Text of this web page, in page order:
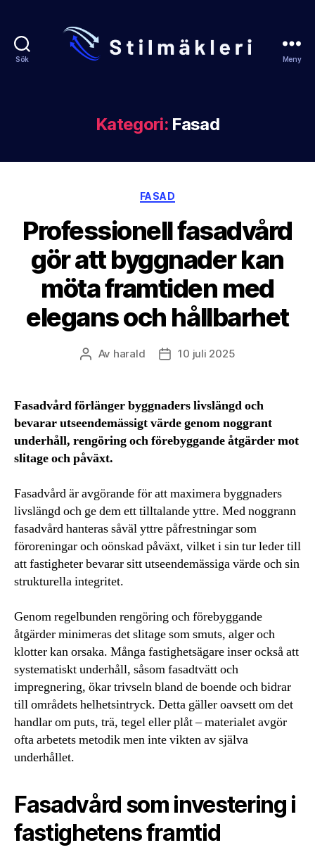
Sök Meny
Kategori: Fasad
Kategorier
FASAD
Professionell fasadvård
gör att byggnader kan
möta framtiden med
elegans och hållbarhet
Inläggsförfattare
Av harald Inläggsdatum
10 juli 2025
Fasadvård förlänger byggnaders livslängd och
bevarar utseendemässigt värde genom noggrant
underhåll, rengöring och förebyggande åtgärder mot
slitage och påväxt.
Fasadvård är avgörande för att maximera byggnaders
livslängd och ge dem ett tilltalande yttre. Med noggrann
fasadvård hanteras såväl yttre påfrestningar som
föroreningar och oönskad påväxt, vilket i sin tur leder till
att fastigheter bevarar sitt utseendemässiga värde och sin
strukturella integritet.
Genom regelbunden rengöring och förebyggande
åtgärder minimeras det slitage som smuts, alger och
klotter kan orsaka. Många fastighetsägare inser också att
systematiskt underhåll, såsom fasadtvätt och
impregnering, ökar trivseln bland de boende och bidrar
till områdets helhetsintryck. Detta gäller oavsett om det
handlar om puts, trä, tegel eller plåt – materialet avgör
ofta arbetets metodik men inte vikten av själva
underhållet.
Fasadvård som investering i
fastighetens framtid